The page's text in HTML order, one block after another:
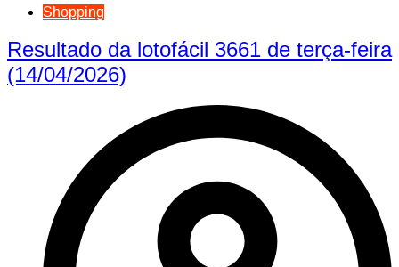
Shopping
Resultado da lotofácil 3661 de terça-feira
(14/04/2026)